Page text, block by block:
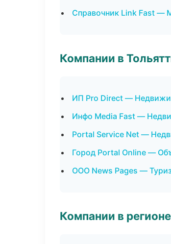
Справочник Link Fast —
Компании в
ИП Pro Direct —
Инфо Media Fast —
Portal Service Net —
Город Portal Online —
ООО News Pages —
Компании в